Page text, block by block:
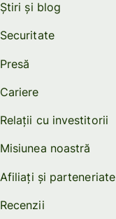
Știri și blog
Securitate
Presă
Cariere
Relații cu investitorii
Misiunea noastră
Afiliați și parteneriate
Recenzii